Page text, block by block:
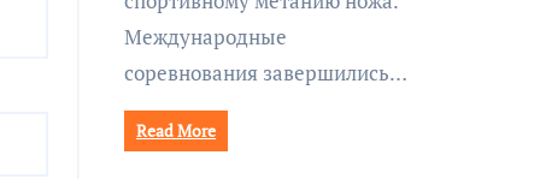
Международные
соревнования завершились…
Read More